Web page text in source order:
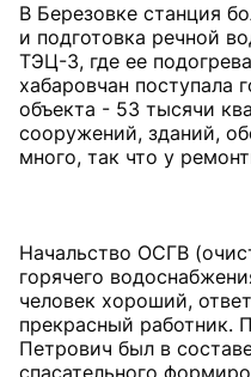
В Березовке станция
и подготовка речной
ТЭЦ-3, где ее
хабаровчан поступала
объекта - 53 тысячи
сооружений, зданий,
много, так что у
Начальство ОСГВ
горячего
человек хороший,
прекрасный работник.
Петрович был в